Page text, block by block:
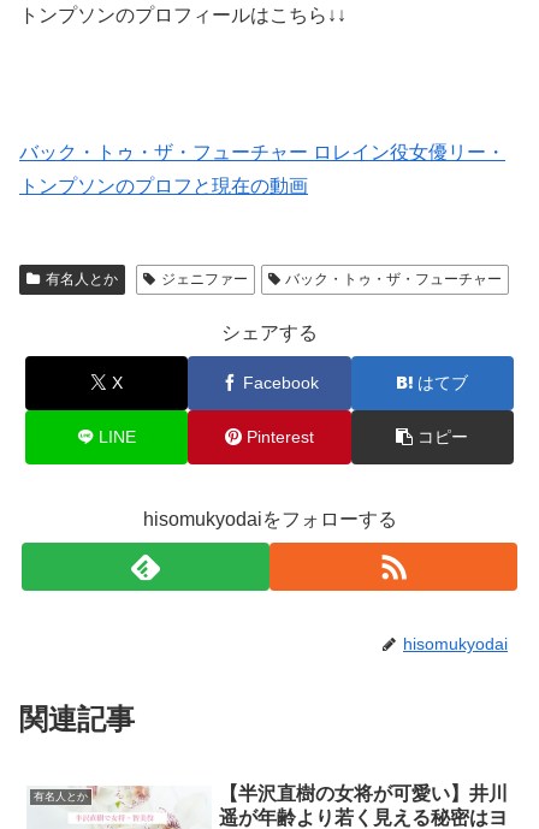
トンプソンのプロフィールはこちら↓↓
バック・トゥ・ザ・フューチャー ロレイン役女優リー・
トンプソンのプロフと現在の動画
有名人とか ジェニファー バック・トゥ・ザ・フューチャー
シェアする
X Facebook はてブ
LINE Pinterest コピー
hisomukyodaiをフォローする
hisomukyodai
関連記事
有名人とか
【半沢直樹の女将が可愛い】井川
遥が年齢より若く見える秘密はヨ